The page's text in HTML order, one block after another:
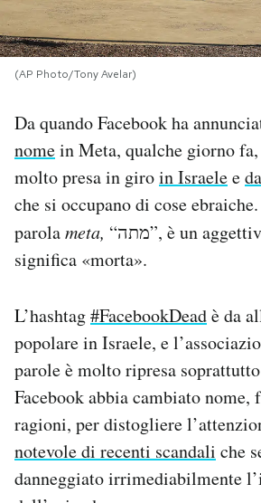
I MIEI PREFERITI
CALENDARIO
AREA PERSONALE
Area Personale
Notifiche mobile
Regala il Post
Hai bisogno di aiuto?
Esci
(AP Photo/Tony Avelar)
Da quando Facebook ha
nomein Meta, qualche giorno
molto presa in giroin Israelee
che si occupano di cose
parolameta, “מתה”, è un aggettivo femminile che
significa «morta».
L’hashtag#FacebookDeadè da
popolare in Israele, e
parole è molto ripresa
Facebook abbia cambiato nome,
ragioni, per distogliere
notevole di recenti scandali che
danneggiato irrimediabilmente